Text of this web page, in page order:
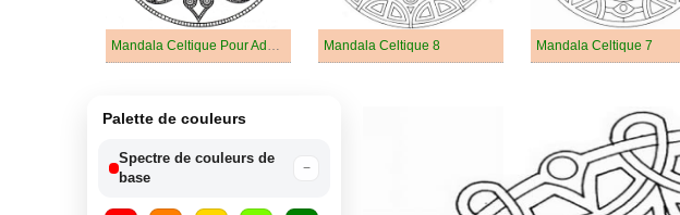
Mandala Celtique Pour Adultes Mandala Celtique 8 Mandala Celtique 7
Palette de couleurs
Spectre de couleurs de
base
−